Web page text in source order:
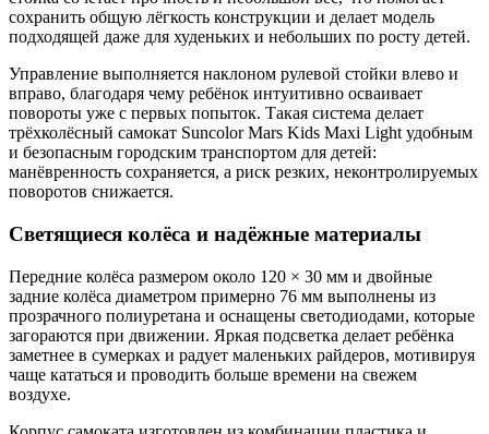
сохранить общую лёгкость конструкции и делает модель
подходящей даже для худеньких и небольших по росту детей.
Управление выполняется наклоном рулевой стойки влево и
вправо, благодаря чему ребёнок интуитивно осваивает
повороты уже с первых попыток. Такая система делает
трёхколёсный самокат Suncolor Mars Kids Maxi Light удобным
и безопасным городским транспортом для детей:
манёвренность сохраняется, а риск резких, неконтролируемых
поворотов снижается.
Светящиеся колёса и надёжные материалы
Передние колёса размером около 120 × 30 мм и двойные
задние колёса диаметром примерно 76 мм выполнены из
прозрачного полиуретана и оснащены светодиодами, которые
загораются при движении. Яркая подсветка делает ребёнка
заметнее в сумерках и радует маленьких райдеров, мотивируя
чаще кататься и проводить больше времени на свежем
воздухе.